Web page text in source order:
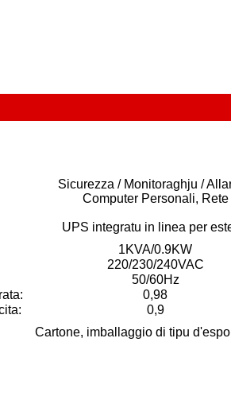
Sicurezza / Monitoraghju /
Computer Personali, Rete
UPS integratu in linea per
1KVA/0.9KW
220/230/240VAC
50/60Hz
0,98
0,9
Cartone, imballaggio di tipu